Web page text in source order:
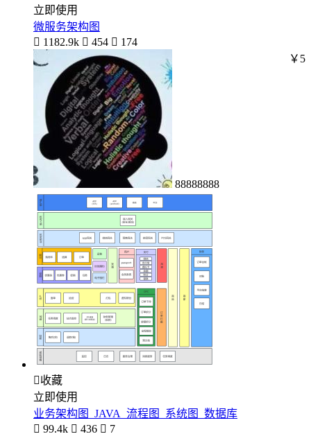
立即使用
微服务架构图
 1182.9k  454  174
88888888
￥5
收藏
立即使用
业务架构图_JAVA_流程图_系统图_数据库
 99.4k  436  7